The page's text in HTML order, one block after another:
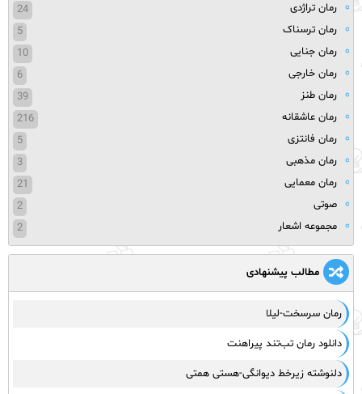
رمان تراژدی
24
رمان ترسناک
5
رمان جنایی
10
رمان خارجی
6
رمان طنز
39
رمان عاشقانه
216
رمان فانتزی
5
رمان مذهبی
3
رمان معمایی
21
صوتی
2
مجموعه اشعار
2
مطالب پیشنهادی
رمان سرسخت-لیلا
دانلود رمان تب‌تند پیراهنت
دلنوشته زیرخط دیوانگی-هستی همتی